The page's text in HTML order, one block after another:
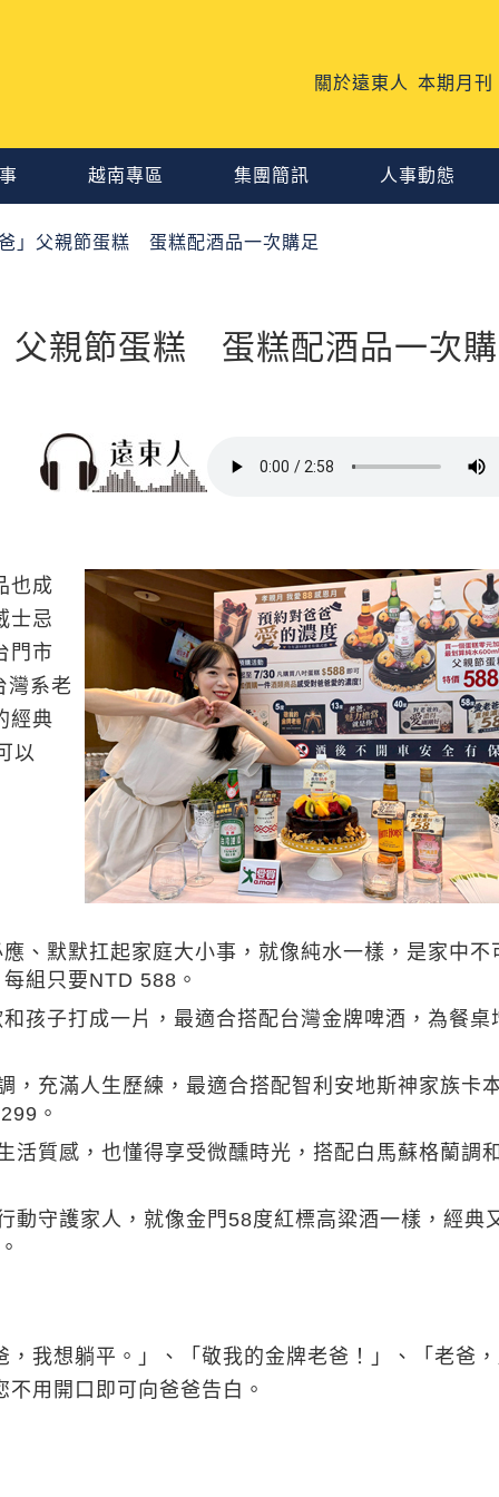
關於遠東人 本期月刊
越南專區 集團簡訊 人事動態
」父親節蛋糕 蛋糕配酒品一次購足
父親節蛋糕 蛋糕配酒品一次
也成
士忌
門市
灣系老
經典
以
、默默扛起家庭大小事，就像純水一樣，是家中不
組只要NTD 588。
孩子打成一片，最適合搭配台灣金牌啤酒，為餐桌
，充滿人生歷練，最適合搭配智利安地斯神家族卡
。
活質感，也懂得享受微醺時光，搭配白馬蘇格蘭調
動守護家人，就像金門58度紅標高粱酒一樣，經典
我想躺平。」、「敬我的金牌老爸！」、「老爸
用開口即可向爸爸告白。